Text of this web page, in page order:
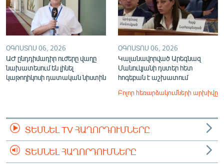
ՕԳՈՍՏՈՍ 06, 2026
ԱԺ ընդդիմադիր ուժերը վաղը
նախատեսում են լինել
կաթողիկոսի դատական նիստին
ՕԳՈՍՏՈՍ 06, 2026
Կալանավորված Արեգնազ
Մանուկյանի դստեր հետ
հոգեբան է աշխատում
Բոլոր հեռարձակումների արխիվը
ՏԵՍՆԵԼ TV ՀԱՂՈՐԴՈՒՄՆԵՐԸ
ՏԵՍՆԵԼ ՀԱՂՈՐԴՈՒՄՆԵՐԸ